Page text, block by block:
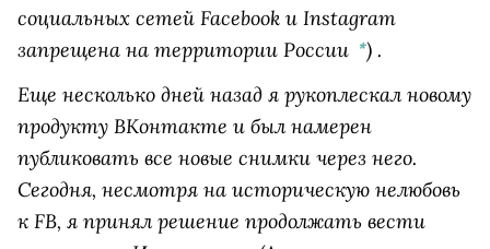
социальных сетей Facebook и Instagram
запрещена на территории России *) .
Еще несколько дней назад я рукоплескал новому
продукту ВКонтакте и был намерен
публиковать все новые снимки через него.
Сегодня, несмотря на историческую нелюбовь
к FB, я принял решение продолжать вести